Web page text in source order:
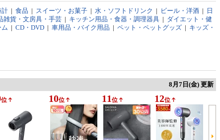
計 | 食品 | スイーツ・お菓子 | 水・ソフトドリンク | ビール・洋酒 | 日
雑貨・文房具・手芸 | キッチン用品・食器・調理器具 | ダイエット・健
ム | CD・DVD | 車用品・バイク用品 | ペット・ペットグッズ | キッズ・
8月7日(金) 更新
位 10位 11 位 12位